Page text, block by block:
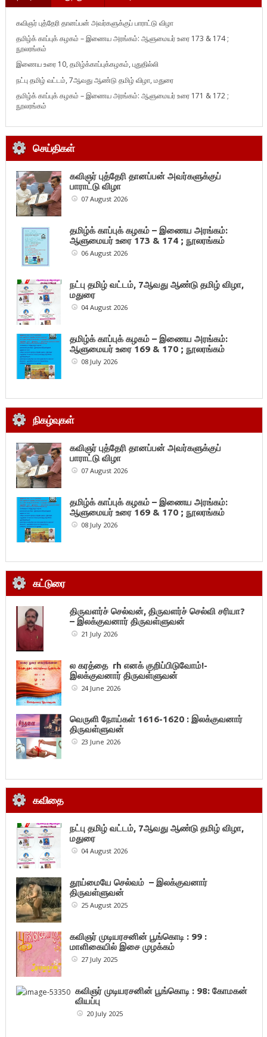
கவிஞர் புத்தேரி தானப்பன் அவர்களுக்குப் பாராட்டு விழா
தமிழ்க் காப்புக் கழகம் – இணைய அரங்கம்: ஆளுமையர் உரை 173 & 174 ;
நூலரங்கம்
இணைய உரை 10, தமிழ்க்காப்புக்கழகம், புதுதில்லி
நட்பு தமிழ் வட்டம், 7ஆவது ஆண்டு தமிழ் விழா, மதுரை
தமிழ்க் காப்புக் கழகம் – இணைய அரங்கம்: ஆளுமையர் உரை 171 & 172 ;
நூலரங்கம்
செய்திகள்
கவிஞர் புத்தேரி தானப்பன் அவர்களுக்குப்
பாராட்டு விழா
07 August 2026
தமிழ்க் காப்புக் கழகம் – இணைய அரங்கம்:
ஆளுமையர் உரை 173 & 174 ; நூலரங்கம்
06 August 2026
நட்பு தமிழ் வட்டம், 7ஆவது ஆண்டு தமிழ் விழா,
மதுரை
04 August 2026
தமிழ்க் காப்புக் கழகம் – இணைய அரங்கம்:
ஆளுமையர் உரை 169 & 170 ; நூலரங்கம்
08 July 2026
நிகழ்வுகள்
கவிஞர் புத்தேரி தானப்பன் அவர்களுக்குப்
பாராட்டு விழா
07 August 2026
தமிழ்க் காப்புக் கழகம் – இணைய அரங்கம்:
ஆளுமையர் உரை 169 & 170 ; நூலரங்கம்
08 July 2026
கட்டுரை
திருவளர்ச் செல்வன், திருவளர்ச் செல்வி சரியா?
– இலக்குவனார் திருவள்ளுவன்
21 July 2026
ல கரத்தை rh எனக் குறிப்பிடுவோம்!-
இலக்குவனார் திருவள்ளுவன்
24 June 2026
வெருளி நோய்கள் 1616-1620 : இலக்குவனார்
திருவள்ளுவன்
23 June 2026
கவிதை
நட்பு தமிழ் வட்டம், 7ஆவது ஆண்டு தமிழ் விழா,
மதுரை
04 August 2026
தூய்மையே செல்வம் – இலக்குவனார்
திருவள்ளுவன்
25 August 2025
கவிஞர் முடியரசனின் பூங்கொடி : 99 :
மாளிகையில் இசை முழக்கம்
27 July 2025
கவிஞர் முடியரசனின் பூங்கொடி : 98: கோமகன்
வியப்பு
20 July 2025